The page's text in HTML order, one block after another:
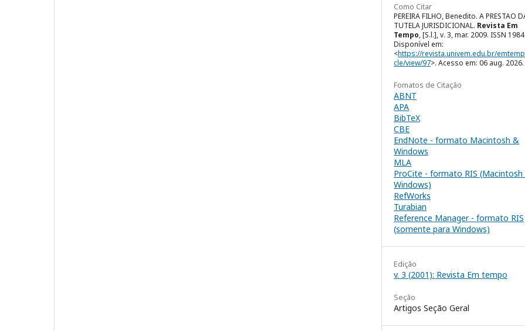
Como Citar
PEREIRA FILHO, Benedito. A PRESTAO
TUTELA JURISDICIONAL. Revista Em
Tempo, [S.l.], v. 3, mar. 2009. ISSN
Disponível em:
<https://revista.univem.edu.br/
cle/view/97>. Acesso em: 06 aug. 2026.
Fomatos de Citação
ABNT
APA
BibTeX
CBE
EndNote - formato Macintosh &
Windows
MLA
ProCite - formato RIS (Macintosh
Windows)
RefWorks
Turabian
Reference Manager - formato RIS
(somente para Windows)
Edição
v. 3 (2001): Revista Em tempo
Seção
Artigos Seção Geral